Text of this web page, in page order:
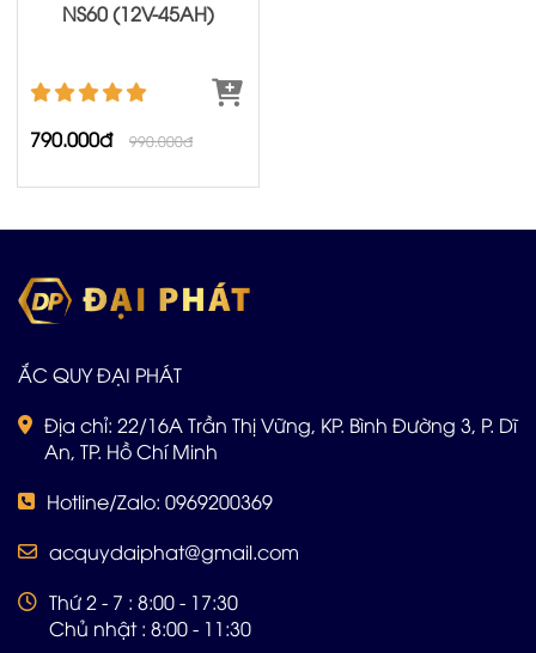
NS60 (12V-45AH)
790.000đ 990.000đ
ẮC QUY ĐẠI PHÁT
Địa chỉ: 22/16A Trần Thị Vững, KP. Bình Đường 3, P. Dĩ
An, TP. Hồ Chí Minh
Hotline/Zalo: 0969200369
acquydaiphat@gmail.com
Thứ 2 - 7 : 8:00 - 17:30
Chủ nhật : 8:00 - 11:30